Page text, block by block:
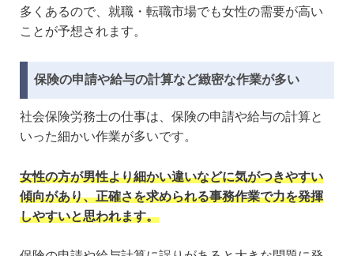
多くあるので、就職・転職市場でも女性の需要が高い
ことが予想されます。
保険の申請や給与の計算など緻密な作業が多い
社会保険労務士の仕事は、保険の申請や給与の計算と
いった細かい作業が多いです。
女性の方が男性より細かい違いなどに気がつきやすい
傾向があり、正確さを求められる事務作業で力を発揮
しやすいと思われます。